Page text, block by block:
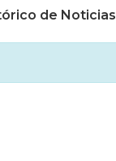
de Noticias